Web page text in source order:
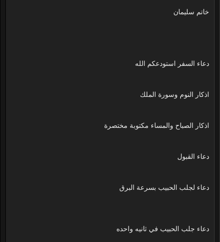
خاتم سليمان
دعاء السفر استودعكم الله
اذكار النوم وسورة الملك
اذكار الصباح والمساء مكتوبة مختصرة
دعاء القبول
دعاء لجلب الحبيب بسرعة البرق
دعاء جلب الحبيب في ثانيه واحده